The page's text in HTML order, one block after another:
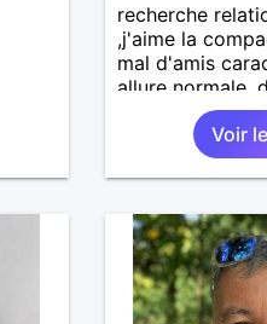
recherche
,j'aime la
mal d'amis
allure normale
voudrais
personne
,bricolage
et naturel à vos
Voir